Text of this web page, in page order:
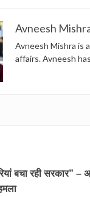
Avneesh
Avneesh Mishra is
affairs. Avneesh
बचा रही सरकार” –